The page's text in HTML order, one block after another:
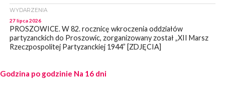
WYDARZENIA
27 lipca 2026
PROSZOWICE. W 82. rocznicę wkroczenia oddziałów
partyzanckich do Proszowic, zorganizowany został „XII Marsz
Rzeczpospolitej Partyzanckiej 1944” [ZDJĘCIA]
27 lipca 2026
PROSZOWICE. Po burzy uszkodzone słupy enegeryczne.
Godzina po godzinie Na 16 dni